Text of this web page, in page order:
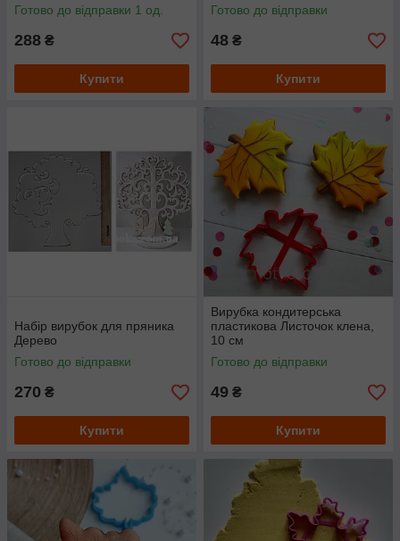
Готово до відправки 1 од.
288 ₴
Купити
Готово до відправки
48 ₴
Купити
Набір вирубок для пряника
Дерево
Готово до відправки
270 ₴
Купити
Вирубка кондитерська
пластикова Листочок клена,
10 см
Готово до відправки
49 ₴
Купити